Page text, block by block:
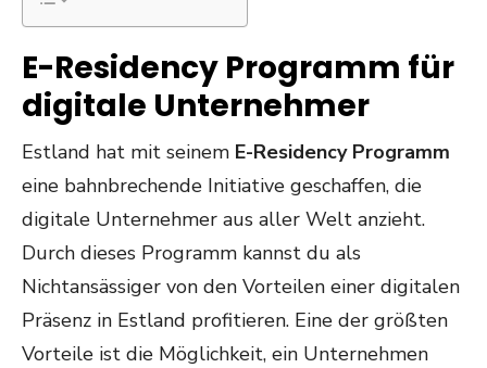
E-Residency Programm für
digitale Unternehmer
Estland hat mit seinem E-Residency Programm
eine bahnbrechende Initiative geschaffen, die
digitale Unternehmer aus aller Welt anzieht.
Durch dieses Programm kannst du als
Nichtansässiger von den Vorteilen einer digitalen
Präsenz in Estland profitieren. Eine der größten
Vorteile ist die Möglichkeit, ein Unternehmen